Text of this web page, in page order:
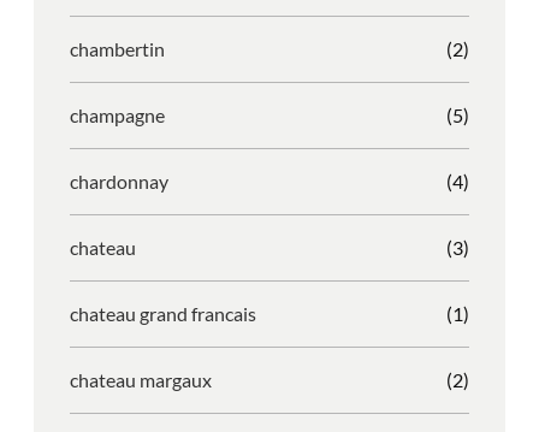
chambertin (2)
champagne (5)
chardonnay (4)
chateau (3)
chateau grand francais (1)
chateau margaux (2)